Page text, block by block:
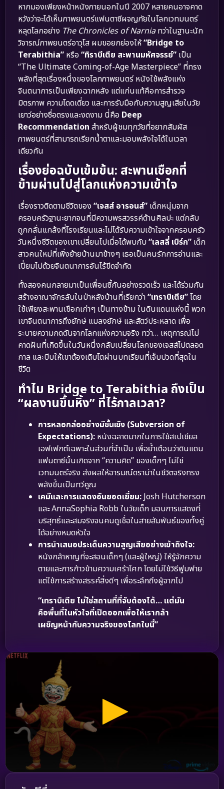
หากมองเพียงหน้าหนังภายนอกในปี 2007 หลายคนอาจคาด
หวังว่าจะได้เห็นภาพยนตร์แฟนตาซีผจญภัยในโลกเวทมนตร์
หลุดโลกอย่าง The Chronicles of Narniaทว่าในฐานะนัก
วิจารณ์ภาพยนตร์อาวุโส ผมขอยกย่องให้“Bridge to
Terabithia” หรือ “ทิราบีเตีย สะพานมหัศจรรย์” เป็น
“The Ultimate Coming-of-Age Masterpiece” ที่ทรง
พลังที่สุดเรื่องหนึ่งของโลกภาพยนตร์ หนังใช้พลังแห่ง
จินตนาการเป็นเพียงฉากหลัง แต่แก่นแท้คือการสำรวจ
มิตรภาพ ความโดดเดี่ยว และการรับมือกับความสูญเสียในวัย
เยาว์อย่างซื่อตรงและงดงาม นี่คือ Deep
Recommendation สำหรับผู้ชมทุกวัยที่อยากสัมผัส
ภาพยนตร์ที่สามารถเรียกน้ำตาและมอบพลังใจได้ในเวลา
เดียวกัน
เรื่องย่อฉบับเข้มข้น: สะพานเชือกที่
ข้ามผ่านไปสู่โลกแห่งความเข้าใจ
เรื่องราวติดตามชีวิตของ “เจสส์ อารอนส์” เด็กหนุ่มจาก
ครอบครัวฐานะยากจนที่มีความพรสวรรค์ด้านศิลปะ แต่กลับ
ถูกกลั่นแกล้งที่โรงเรียนและไม่ได้รับความเข้าใจจากครอบครัว
วันหนึ่งชีวิตของเขาเปลี่ยนไปเมื่อได้พบกับ“เลสลี่ เบิร์ก” เด็ก
สาวคนใหม่ที่เพิ่งย้ายบ้านมาข้างๆ เธอเป็นคนรักการอ่านและ
เปี่ยมไปด้วยจินตนาการอันไร้ขีดจำกัด
ทั้งสองคนกลายมาเป็นเพื่อนซี้กันอย่างรวดเร็ว และได้ร่วมกัน
สร้างอาณาจักรลับในป่าหลังบ้านที่เรียกว่า“เทราบิเตีย”โดย
ใช้เพียงสะพานเชือกเก่าๆ เป็นทางข้าม ในดินแดนแห่งนี้ พวก
เขาจินตนาการถึงยักษ์ แมลงยักษ์ และสัตว์ประหลาด เพื่อ
ระบายความกดดันจากโลกแห่งความจริง ทว่า… เหตุการณ์ไม่
คาดฝันที่เกิดขึ้นในวันหนึ่งกลับเปลี่ยนโลกของเจสส์ไปตลอด
กาล และบีบให้เขาต้องเติบโตผ่านบทเรียนที่เจ็บปวดที่สุดใน
ชีวิต
ทำไม Bridge to Terabithia ถึงเป็น
“ผลงานขึ้นหิ้ง” ที่ไร้กาลเวลา?
การหลอกล่ออย่างมีชั้นเชิง (Subversion of
Expectations): หนังฉลาดมากในการใช้สเปเชียล
เอฟเฟกต์เฉพาะในส่วนที่จำเป็น เพื่อย้ำเตือนว่าดินแดน
แฟนตาซีนั้นเกิดจาก “ความคิด” ของเด็กๆ ไม่ใช่
เวทมนตร์จริง ส่งผลให้อารมณ์ดราม่าในชีวิตจริงทรง
พลังขึ้นเป็นทวีคูณ
เคมีและการแสดงอันยอดเยี่ยม: Josh Hutcherson
และ AnnaSophia Robb ในวัยเด็ก มอบการแสดงที่
บริสุทธิ์และสมจริงจนคนดูเชื่อในสายสัมพันธ์ของทั้งคู่
ได้อย่างหมดหัวใจ
การนำเสนอประเด็นความสูญเสียอย่างเข้าถึงใจ:
หนังกล้าหาญที่จะสอนเด็กๆ (และผู้ใหญ่) ให้รู้จักความ
ตายและการก้าวข้ามความเศร้าโศก โดยไม่ใช้วิธีฟูมฟาย
แต่ใช้การสร้างสรรค์สิ่งดีๆ เพื่อระลึกถึงผู้จากไป
“เทราบิเตีย ไม่ใช่สถานที่ที่จับต้องได้… แต่มัน
คือพื้นที่ในหัวใจที่เปิดออกเพื่อให้เรากล้า
เผชิญหน้ากับความจริงของโลกใบนี้”